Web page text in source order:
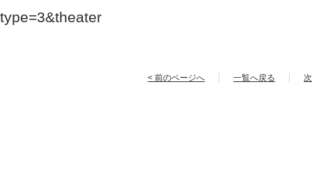
type=3&theater
< 前のページへ 一覧へ戻る